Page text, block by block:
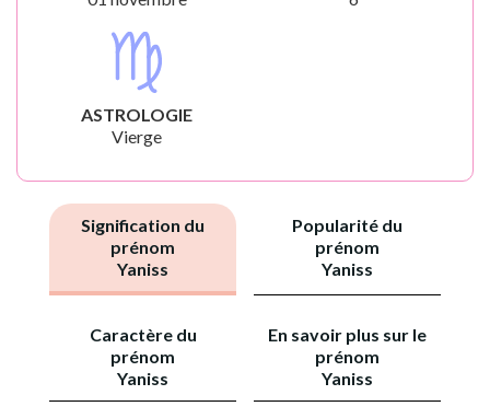
ASTROLOGIE
Vierge
Signification du
prénom
Yaniss
Popularité du
prénom
Yaniss
Caractère du
prénom
Yaniss
En savoir plus sur le
prénom
Yaniss